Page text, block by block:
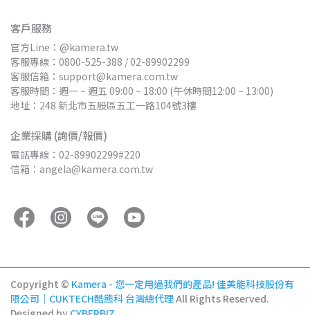
客戶服務
官方Line：@kamera.tw
客服專線：0800-525-388 / 02-89902299
客服信箱：support@kamera.com.tw
客服時間：週一 ~ 週五 09:00 ~ 18:00 (午休時間12:00 ~ 13:00)
地址：248 新北市五股區五工一路104號3樓
企業採購 (詢價/報價)
電話專線：02-89902299#220
信箱：angela@kamera.com.tw
Copyright © Kamera - 您一定用過我們的產品! 佳美能科技股份有
限公司｜CUKTECH酷態科 台灣總代理All Rights Reserved.